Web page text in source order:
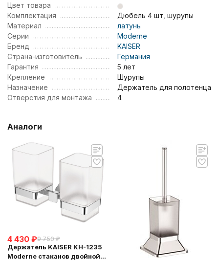
Цвет товара
Комплектация
Дюбель 4 шт, шурупы
Материал
латунь
Серии
Moderne
Бренд
KAISER
Страна-изготовитель
Германия
Гарантия
5 лет
Крепление
Шурупы
Назначение
Держатель для полотенца
Отверстия для монтажа
4
Аналоги
4 430 ₽9 750 ₽
Держатель KAISER KH-1235
Moderne стаканов двойной,